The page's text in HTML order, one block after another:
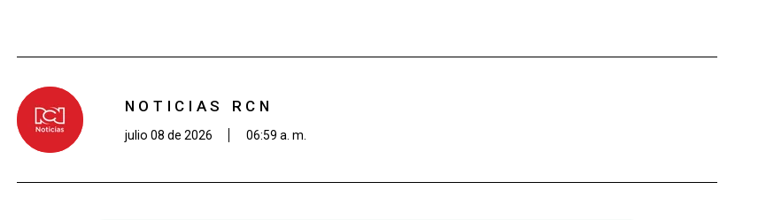
NOTICIAS RCN
julio 08 de 2026 06:59 a. m.